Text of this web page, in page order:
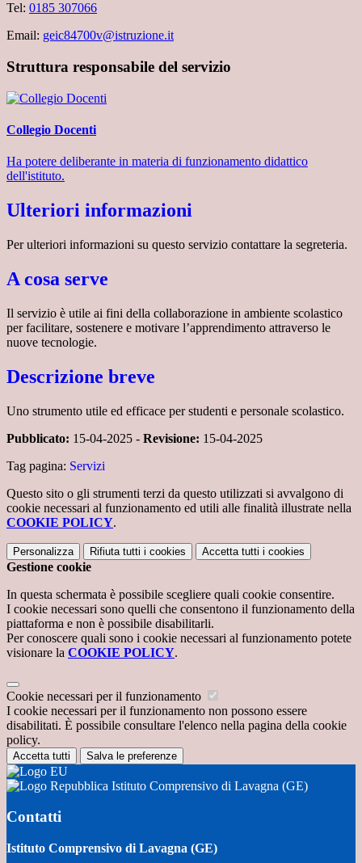
Tel: 0185 307066
Email: geic84700v@istruzione.it
Struttura responsabile del servizio
Collegio Docenti
Ha potere deliberante in materia di funzionamento didattico
dell'istituto.
Ulteriori informazioni
Per ulteriori informazioni su questo servizio contattare la segreteria.
A cosa serve
Il servizio è utile ai fini della collaborazione in ambiente scolastico
per facilitare, sostenere e motivare l’apprendimento attraverso le
nuove tecnologie.
Descrizione breve
Uno strumento utile ed efficace per studenti e personale scolastico.
Pubblicato: 15-04-2025 - Revisione: 15-04-2025
Tag pagina: Servizi
Questo sito o gli strumenti terzi da questo utilizzati si avvalgono di
cookie necessari al funzionamento ed utili alle finalità illustrate nella
COOKIE POLICY.
Personalizza Rifiuta tutti i cookies Accetta tutti i cookies
Gestione cookie
In questa schermata è possibile scegliere quali cookie consentire.
I cookie necessari sono quelli che consentono il funzionamento della
piattaforma e non è possibile disabilitarli.
Per conoscere quali sono i cookie necessari al funzionamento potete
visionare la COOKIE POLICY.
Cookie necessari per il funzionamento
I cookie necessari per il funzionamento non possono essere
disabilitati. È possibile consultare l'elenco nella pagina della cookie
policy.
Accetta tutti Salva le preferenze
Istituto Comprensivo di Lavagna (GE)
Contatti
Istituto Comprensivo di Lavagna (GE)